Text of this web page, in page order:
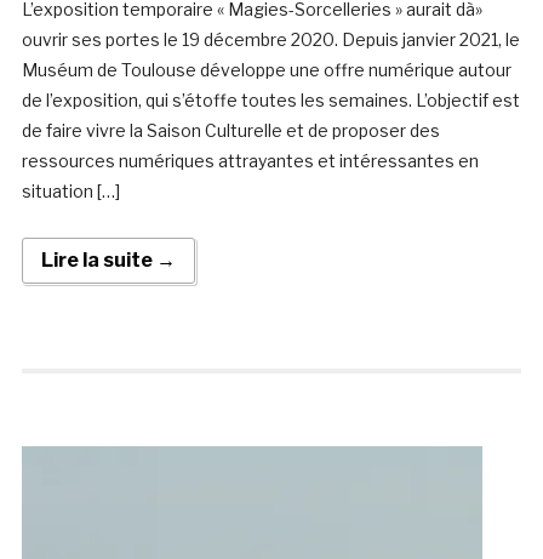
L’exposition temporaire « Magies-Sorcelleries » aurait dà»
ouvrir ses portes le 19 décembre 2020. Depuis janvier 2021, le
Muséum de Toulouse développe une offre numérique autour
de l’exposition, qui s’étoffe toutes les semaines. L’objectif est
de faire vivre la Saison Culturelle et de proposer des
ressources numériques attrayantes et intéressantes en
situation […]
Lire la suite →